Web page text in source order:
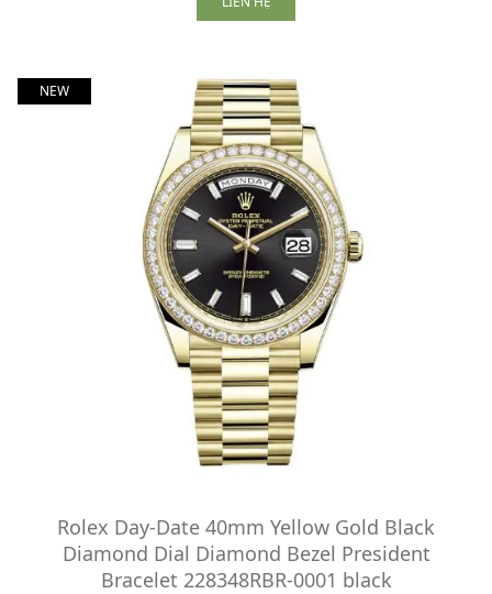
NEW
Rolex Day-Date 40mm Yellow Gold Black
Diamond Dial Diamond Bezel President
Bracelet 228348RBR-0001 black